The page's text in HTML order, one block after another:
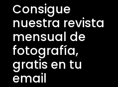
Consigue
nuestra revista
mensual de
fotografía,
gratis en tu
email